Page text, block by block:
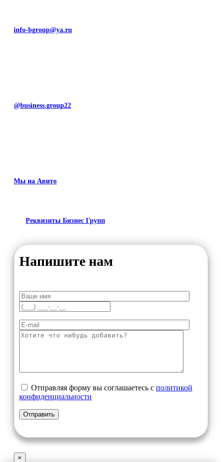
info-bgroup@ya.ru
@business.group22
Мы на Авито
Реквизиты Бизнес Групп
Напишите нам
Отправляя форму вы соглашаетесь с политикой
конфиденциальности
×